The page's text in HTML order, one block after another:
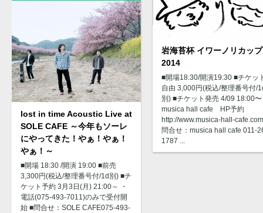
lost in time Acoustic Live at
SOLE CAFE ～今年もソーレ
にやってきた！やぁ！やぁ！
やぁ！～
■開場 18:30 /開演 19:00 ■前売
3,300円(税込/整理番号付/1d別) ■チ
ケット予約 3月3日(月) 21:00～ ・
電話(075-493-7011)のみで受付開
始 ■問合せ：SOLE CAFE075-493-
岩海苔杯 イワーノリカップ
2014
■開場18:30/開演19:30 ■チケッ
自由 3,000円(税込/整理番号付/
別) ■チケット発売 4/09 18:00〜
musica hall cafe HP予約
http://www.musica-hall-
問合せ：musica hall cafe 011-
1787 ...